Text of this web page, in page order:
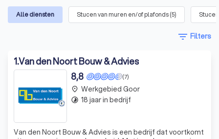
8.8. Lees 1000+ betrouwbare reviews van eerdere klanten en
ontvang meerdere offertes, afgestemd op jouw klus. Vul
In het kort
Professioneel stucwerkvoor muren, plafonds en
gevels.
Prijzen vanaf€ 15,- per m2.
Vergelijk stukadoors
en beschikbaarheid.
Alle diensten Stucen van muren en/of plafonds(5)
filter_list Filters
1.Van den Noort Bouw & Advies
(7)
8,8
Van den Noort Bouw & Advies is een bedrijf dat voortkomt
place Werkgebied Goor
timelapse 18 jaar in bedrijf